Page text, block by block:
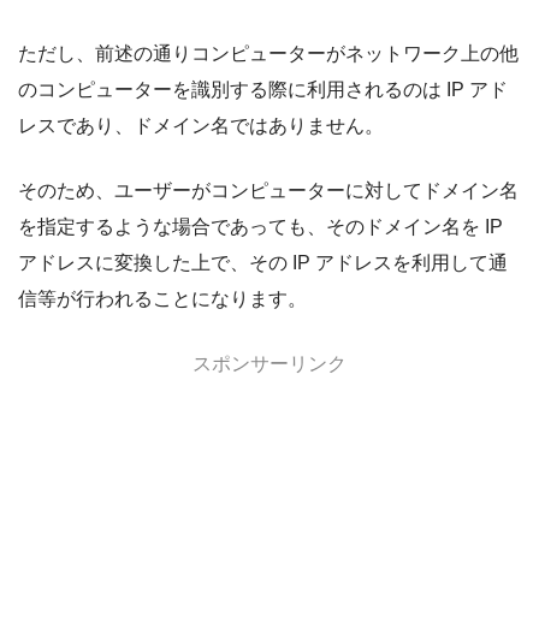
ただし、前述の通りコンピューターがネットワーク上の他
のコンピューターを識別する際に利用されるのは IP アド
レスであり、ドメイン名ではありません。
そのため、ユーザーがコンピューターに対してドメイン名
を指定するような場合であっても、そのドメイン名を IP
アドレスに変換した上で、その IP アドレスを利用して通
信等が行われることになります。
スポンサーリンク